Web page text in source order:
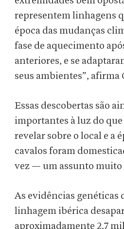
representem linhagens
época das mudanças
fase de aquecimento
anteriores, e se
seus ambientes”, afirma
Essas descobertas são
importantes à luz do que
revelar sobre o local e a
cavalos foram
vez — um assunto muito
As evidências genéticas
linhagem ibérica
aproximadamente 2,7